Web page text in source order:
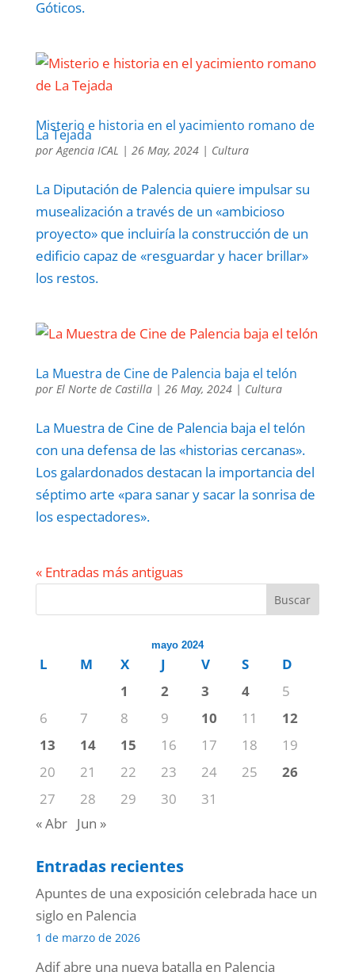
Góticos.
Misterio e historia en el yacimiento romano de
La Tejada
porAgencia ICAL | 26 May, 2024| Cultura
La Diputación de Palencia quiere impulsar su
musealización a través de un «ambicioso
proyecto» que incluiría la construcción de un
edificio capaz de «resguardar y hacer brillar»
los restos.
La Muestra de Cine de Palencia baja el telón
por El Norte de Castilla| 26 May, 2024| Cultura
La Muestra de Cine de Palencia baja el telón
con una defensa de las «historias cercanas».
Los galardonados destacan la importancia del
séptimo arte «para sanar y sacar la sonrisa de
los espectadores».
« Entradas más antiguas
Buscar
mayo 2024
L M X J V S
D
1
2 3 4
5
6
7 8 9 10 11
12
13
14 15 16 17 18
19
20
21 22 23 24 25
26
27
28 29 30
31
« Abr Jun »
Entradas recientes
Apuntes de una exposición celebrada hace un
siglo en Palencia
1 de marzo de 2026
Adif abre una nueva batalla en Palencia